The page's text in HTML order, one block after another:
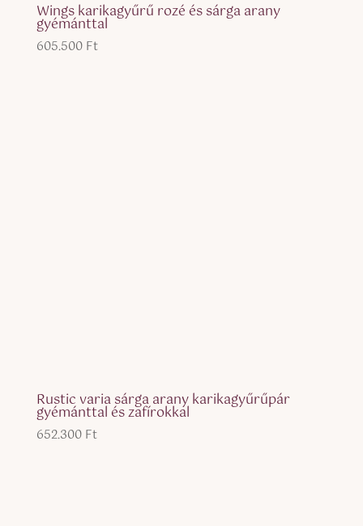
Wings karikagyűrű rozé és sárga arany
gyémánttal
605.500 Ft
Rustic varia sárga arany karikagyűrűpár
gyémánttal és zafírokkal
652.300 Ft